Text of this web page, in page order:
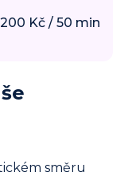
Kč / 50 min
směru